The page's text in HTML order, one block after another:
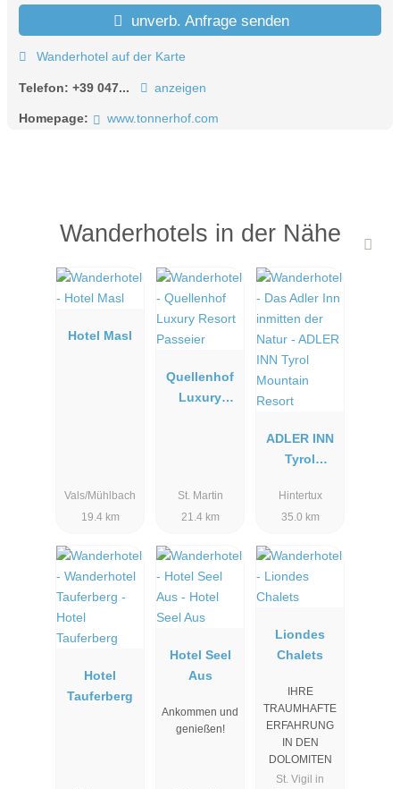
unverb. Anfrage senden
Wanderhotel auf der Karte
Telefon: +39 047... anzeigen
Homepage: www.tonnerhof.com
Wanderhotels in der Nähe
Hotel Masl
Vals/Mühlbach
19.4 km
Quellenhof
Luxury
St. Martin
21.4 km
ADLER INN
Tyrol
Resort
Hintertux
35.0 km
Hotel
Tauferberg
Hotel Seel
Aus
Ankommen und
genießen!
Liondes
Chalets
IHRE
TRAUMHAFTE
ERFAHRUNG
IN DEN
DOLOMITEN
St. Vigil in